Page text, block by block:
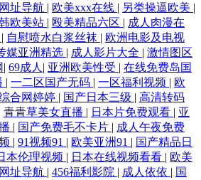
址导航 | 欧美xxx在线 | 另类操逼欧美 |
欧美站 | 殴美精品六区 | 成人肉漫在
| 自慰喷水白浆丝袜 | 欧洲电影及电视
媒亚洲精选 | 成人影片大全 | 激情图区
| 69成人| 亚洲欧美性受 | 在线免费岛国
| 一二区国产无码 | 一区福利视频 | 欧
合网婷婷 | 国产日本三级 | 高清转码
青青草美女直播 | 日本片免费观看 | 亚
| 国产免费毛不卡片 | 成人午夜免费
| 91视频91 | 欧美亚洲91 | 国产精品日
本伦理视频 | 日本在线视频看看 | 欧美
址导航 | 456福利影院 | 成人依依 | 国